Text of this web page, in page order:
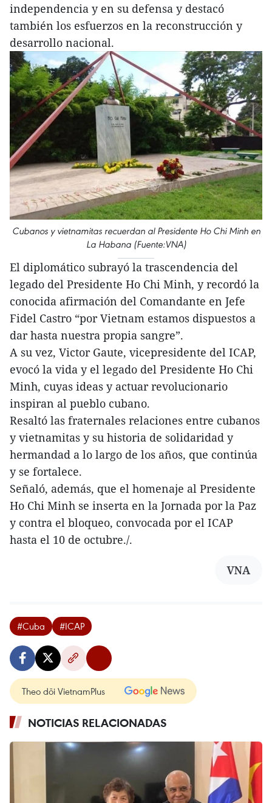
independencia y en su defensa y destacó
también los esfuerzos en la reconstrucción y
desarrollo nacional.
Cubanos y vietnamitas recuerdan al Presidente Ho Chi Minh en
La Habana (Fuente:VNA)
El diplomático subrayó la trascendencia del
legado del Presidente Ho Chi Minh, y recordó la
conocida afirmación del Comandante en Jefe
Fidel Castro “por Vietnam estamos dispuestos a
dar hasta nuestra propia sangre”.
A su vez, Victor Gaute, vicepresidente del ICAP,
evocó la vida y el legado del Presidente Ho Chi
Minh, cuyas ideas y actuar revolucionario
inspiran al pueblo cubano.
Resaltó las fraternales relaciones entre cubanos
y vietnamitas y su historia de solidaridad y
hermandad a lo largo de los años, que continúa
y se fortalece.
Señaló, además, que el homenaje al Presidente
Ho Chi Minh se inserta en la Jornada por la Paz
y contra el bloqueo, convocada por el ICAP
hasta el 10 de octubre./.
VNA
#Cuba #ICAP
Theo dõi VietnamPlus
NOTICIAS RELACIONADAS